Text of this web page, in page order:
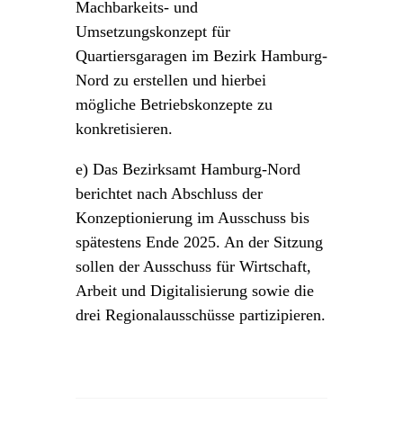
Machbarkeits- und
Umsetzungskonzept für
Quartiersgaragen im Bezirk Hamburg-
Nord zu erstellen und hierbei
mögliche Betriebskonzepte zu
konkretisieren.
e) Das Bezirksamt Hamburg-Nord
berichtet nach Abschluss der
Konzeptionierung im Ausschuss bis
spätestens Ende 2025. An der Sitzung
sollen der Ausschuss für Wirtschaft,
Arbeit und Digitalisierung sowie die
drei Regionalausschüsse partizipieren.